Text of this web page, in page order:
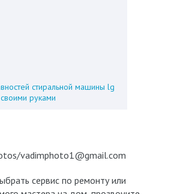
стиральной машины lg
своими руками
vadimphoto1@gmail.com
сервис по ремонту или